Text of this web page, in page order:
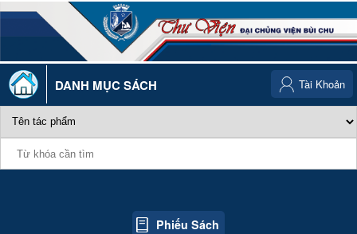
DANH MỤC SÁCH
Phiếu Sách
Tài Khoản